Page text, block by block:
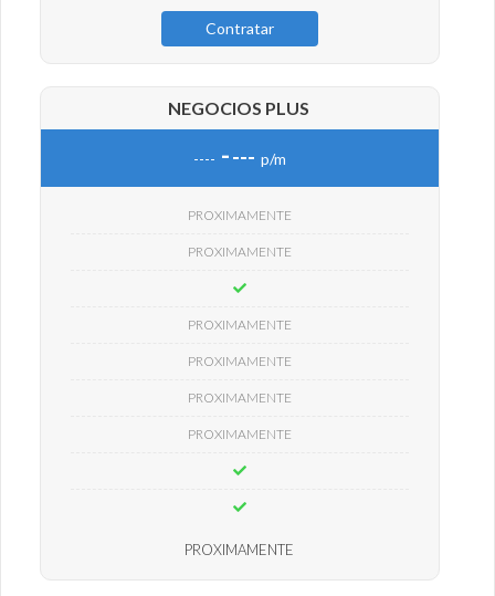
Contratar
NEGOCIOS PLUS
---- ---- p/m
PROXIMAMENTE
PROXIMAMENTE
PROXIMAMENTE
PROXIMAMENTE
PROXIMAMENTE
PROXIMAMENTE
PROXIMAMENTE